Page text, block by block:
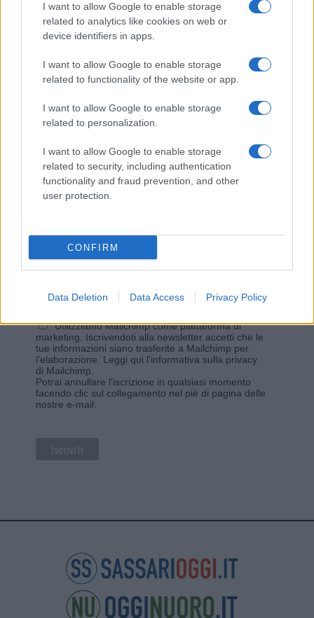
I want to allow Google to enable storage
related to analytics like cookies on web or
device identifiers in apps.
I want to allow Google to enable storage
related to functionality of the website or app.
I want to allow Google to enable storage
related to personalization.
I want to allow Google to enable storage
related to security, including authentication
functionality and fraud prevention, and other
user protection.
CONFIRM
Data Deletion Data Access Privacy Policy
Invia un Comunicato Stampa|Pubblicità|
Vuoi rimanere sempre aggiornato?
Iscriviti alla newsletter di Gallura Oggi e ricevi le nostre
Indirizzo email*
Utilizziamo Mailchimp come piattaforma di
marketing. Iscrivendoti alla newsletter accetti che le
tue informazioni siano trasferite a Mailchimp per
l'elaborazione. Leggi qui l'informativa sulla privacy
di Mailchimp
Potrai annullare l'iscrizione in qualsiasi momento
facendo clic sul collegamento nel piè di pagina delle
nostre e-mail.